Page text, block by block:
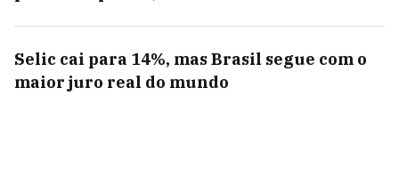
Selic cai para 14%, mas Brasil segue com o
maior juro real do mundo